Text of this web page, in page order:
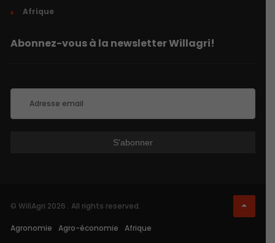
Afrique
Abonnez-vous à la newsletter Willagri!
© WillAgri 2026 . All rights reserved.
Agronomie Agro-économie Afrique